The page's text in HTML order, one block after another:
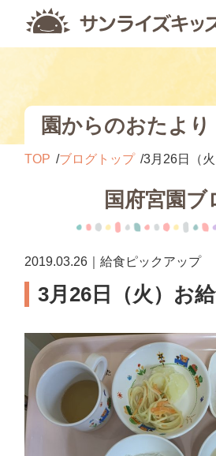
園からのおたより
TOP ブログトップ 3月26日（
国府宮園ブ
2019.03.26｜給食ピックアップ
3月26日（火）お